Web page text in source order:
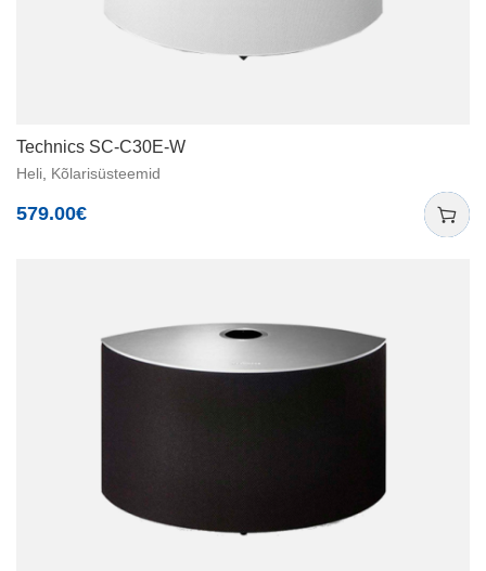
Technics SC-C30E-W
Heli, Kõlarisüsteemid
579.00€